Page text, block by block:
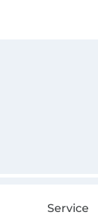
Service